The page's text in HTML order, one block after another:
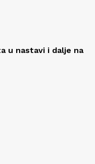
u nastavi i dalje na